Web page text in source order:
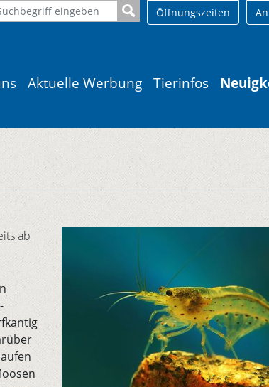
Öffnungszeiten
Aktuelle Werbung Tierinfos
ab